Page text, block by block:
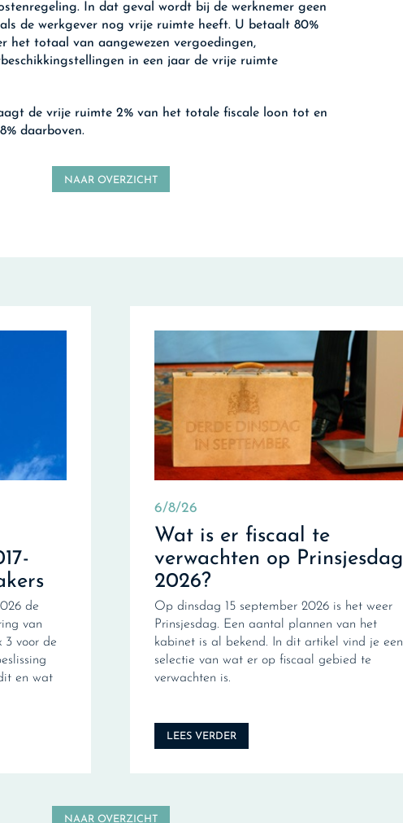
In dat geval wordt bij de werknemer geen
de werkgever nog vrije ruimte heeft. U betaalt 80%
het totaal van aangewezen vergoedingen,
in een jaar de vrije ruimte
de vrije ruimte 2% van het totale fiscale loon tot en
daarboven.
NAAR OVERZICHT
de
van
3 voor de
en wat
6/8/26
Wat is er fiscaal te
verwachten op Prinsjesdag
2026?
Op dinsdag 15 september 2026 is het weer
Prinsjesdag. Een aantal plannen van het
kabinet is al bekend. In dit artikel vind je een
selectie van wat er op fiscaal gebied te
verwachten is.
LEES VERDER
NAAR OVERZICHT